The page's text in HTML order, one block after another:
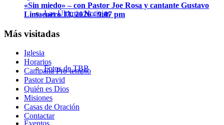
Las Últimas Noticias
Fotos de TBB
Eventos
«Sin miedo» – con Pastor Joe Rosa y cantante Gustavo
Limaenero 13, 2026 - 9:07 pm
Más visitadas
Iglesia
Horarios
Campaña Pro-templo
Pastor David
Quién es Dios
Misiones
Casas de Oración
Contactar